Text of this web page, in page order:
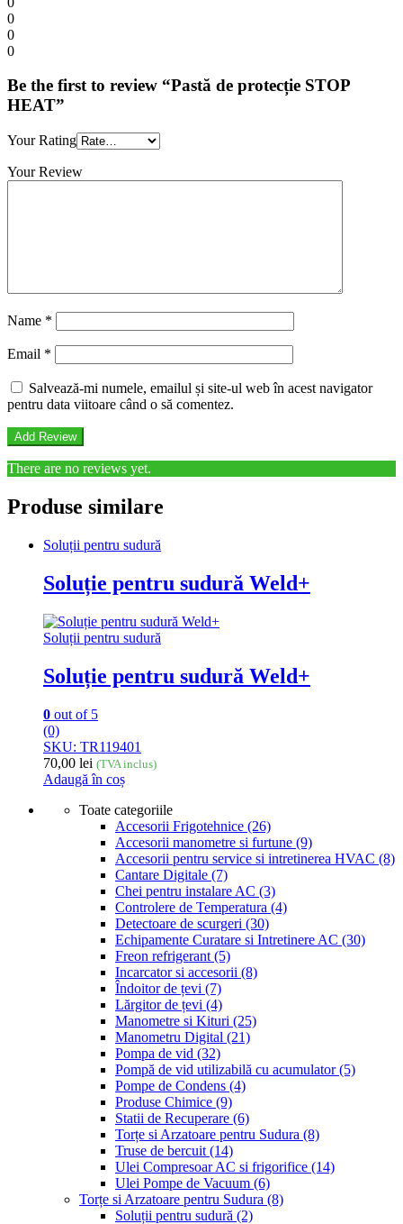
0
0
0
Be the first to review “Pastă de protecție STOP
HEAT”
Your Rating
Your Review
Name *
Email *
Salvează-mi numele, emailul și site-ul web în acest navigator
pentru data viitoare când o să comentez.
There are no reviews yet.
Produse similare
Soluții pentru sudură
Soluție pentru sudură Weld+
Soluții pentru sudură
Soluție pentru sudură Weld+
0 out of 5
(0)
SKU: TR119401
70,00 lei (TVA inclus)
Adaugă în coș
Toate categoriile
Accesorii Frigotehnice (26)
Accesorii manometre si furtune (9)
Accesorii pentru service si intretinerea HVAC (8)
Cantare Digitale (7)
Chei pentru instalare AC (3)
Controlere de Temperatura (4)
Detectoare de scurgeri (30)
Echipamente Curatare si Intretinere AC (30)
Freon refrigerant (5)
Incarcator si accesorii (8)
Îndoitor de țevi (7)
Lărgitor de țevi (4)
Manometre si Kituri (25)
Manometru Digital (21)
Pompa de vid (32)
Pompă de vid utilizabilă cu acumulator(5)
Pompe de Condens (4)
Produse Chimice (9)
Statii de Recuperare (6)
Torțe si Arzatoare pentru Sudura (8)
Truse de bercuit (14)
Ulei Compresoar AC si frigorifice (14)
Ulei Pompe de Vacuum (6)
Torțe si Arzatoare pentru Sudura (8)
Soluții pentru sudură (2)